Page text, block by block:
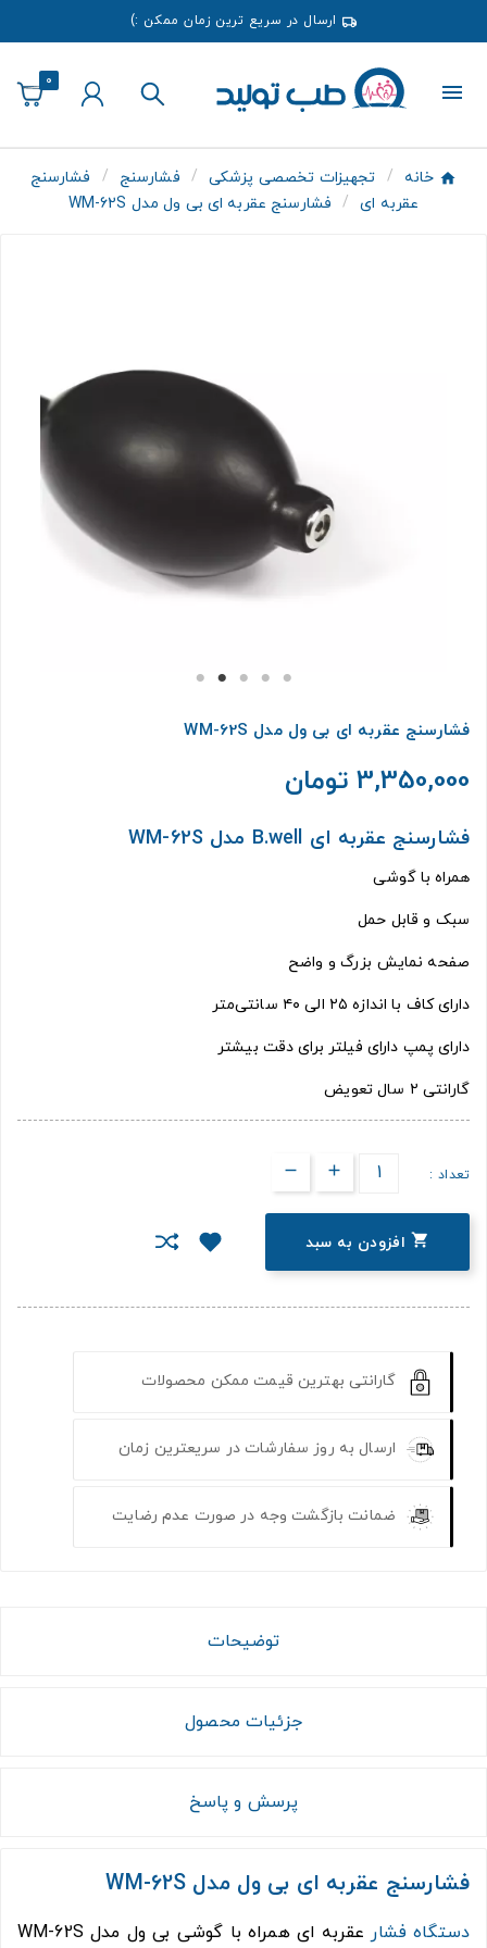
ارسال در سریع ترین زمان ممکن :)
0
خانه تجهیزات تخصصی پزشکی فشارسنج
فشارسنج
عقربه ای
فشارسنج عقربه ای بی ول مدل WM-62S
فشارسنج عقربه ای بی ول مدل WM-62S
3,350,000 تومان
فشارسنج عقربه ای B.well مدل WM-62S
همراه با گوشی
سبک و قابل حمل
صفحه نمایش بزرگ و واضح
دارای کاف با اندازه ۲۵ الی ۴۰ سانتی‌متر
دارای پمپ دارای فیلتر برای دقت بیشتر
گارانتی ۲ سال تعویض
تعداد :
 افزودن به سبد
گارانتی بهترین قیمت ممکن محصولات
ارسال به روز سفارشات در سریعترین زمان
ضمانت بازگشت وجه در صورت عدم رضایت
توضیحات
جزئیات محصول
پرسش و پاسخ
فشارسنج عقربه ای بی ول مدل WM-62S
دستگاه فشار
عقربه ای همراه با گوشی بی ول مدل WM-62S